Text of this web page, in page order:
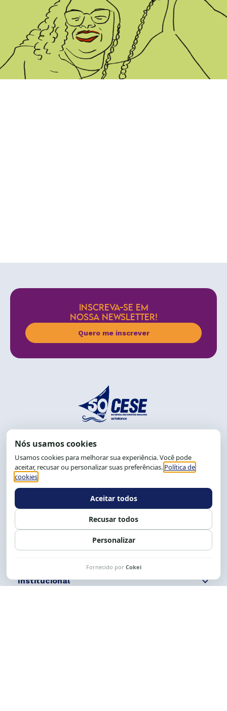
INSCREVA-SE EM
NOSSA NEWSLETTER!
Quero me inscrever
End.: R. da Graça, 150. Graça
CEP: 40.150-055
Salvador-BA, Brasil.
Tel.: (71) 2104-5457, Cel.: (71) 9 9239-2104 ou 2105
Expediente: 8h às 12h e 13 às 17h.
Siga nossas redes Fale conosco
Institucional